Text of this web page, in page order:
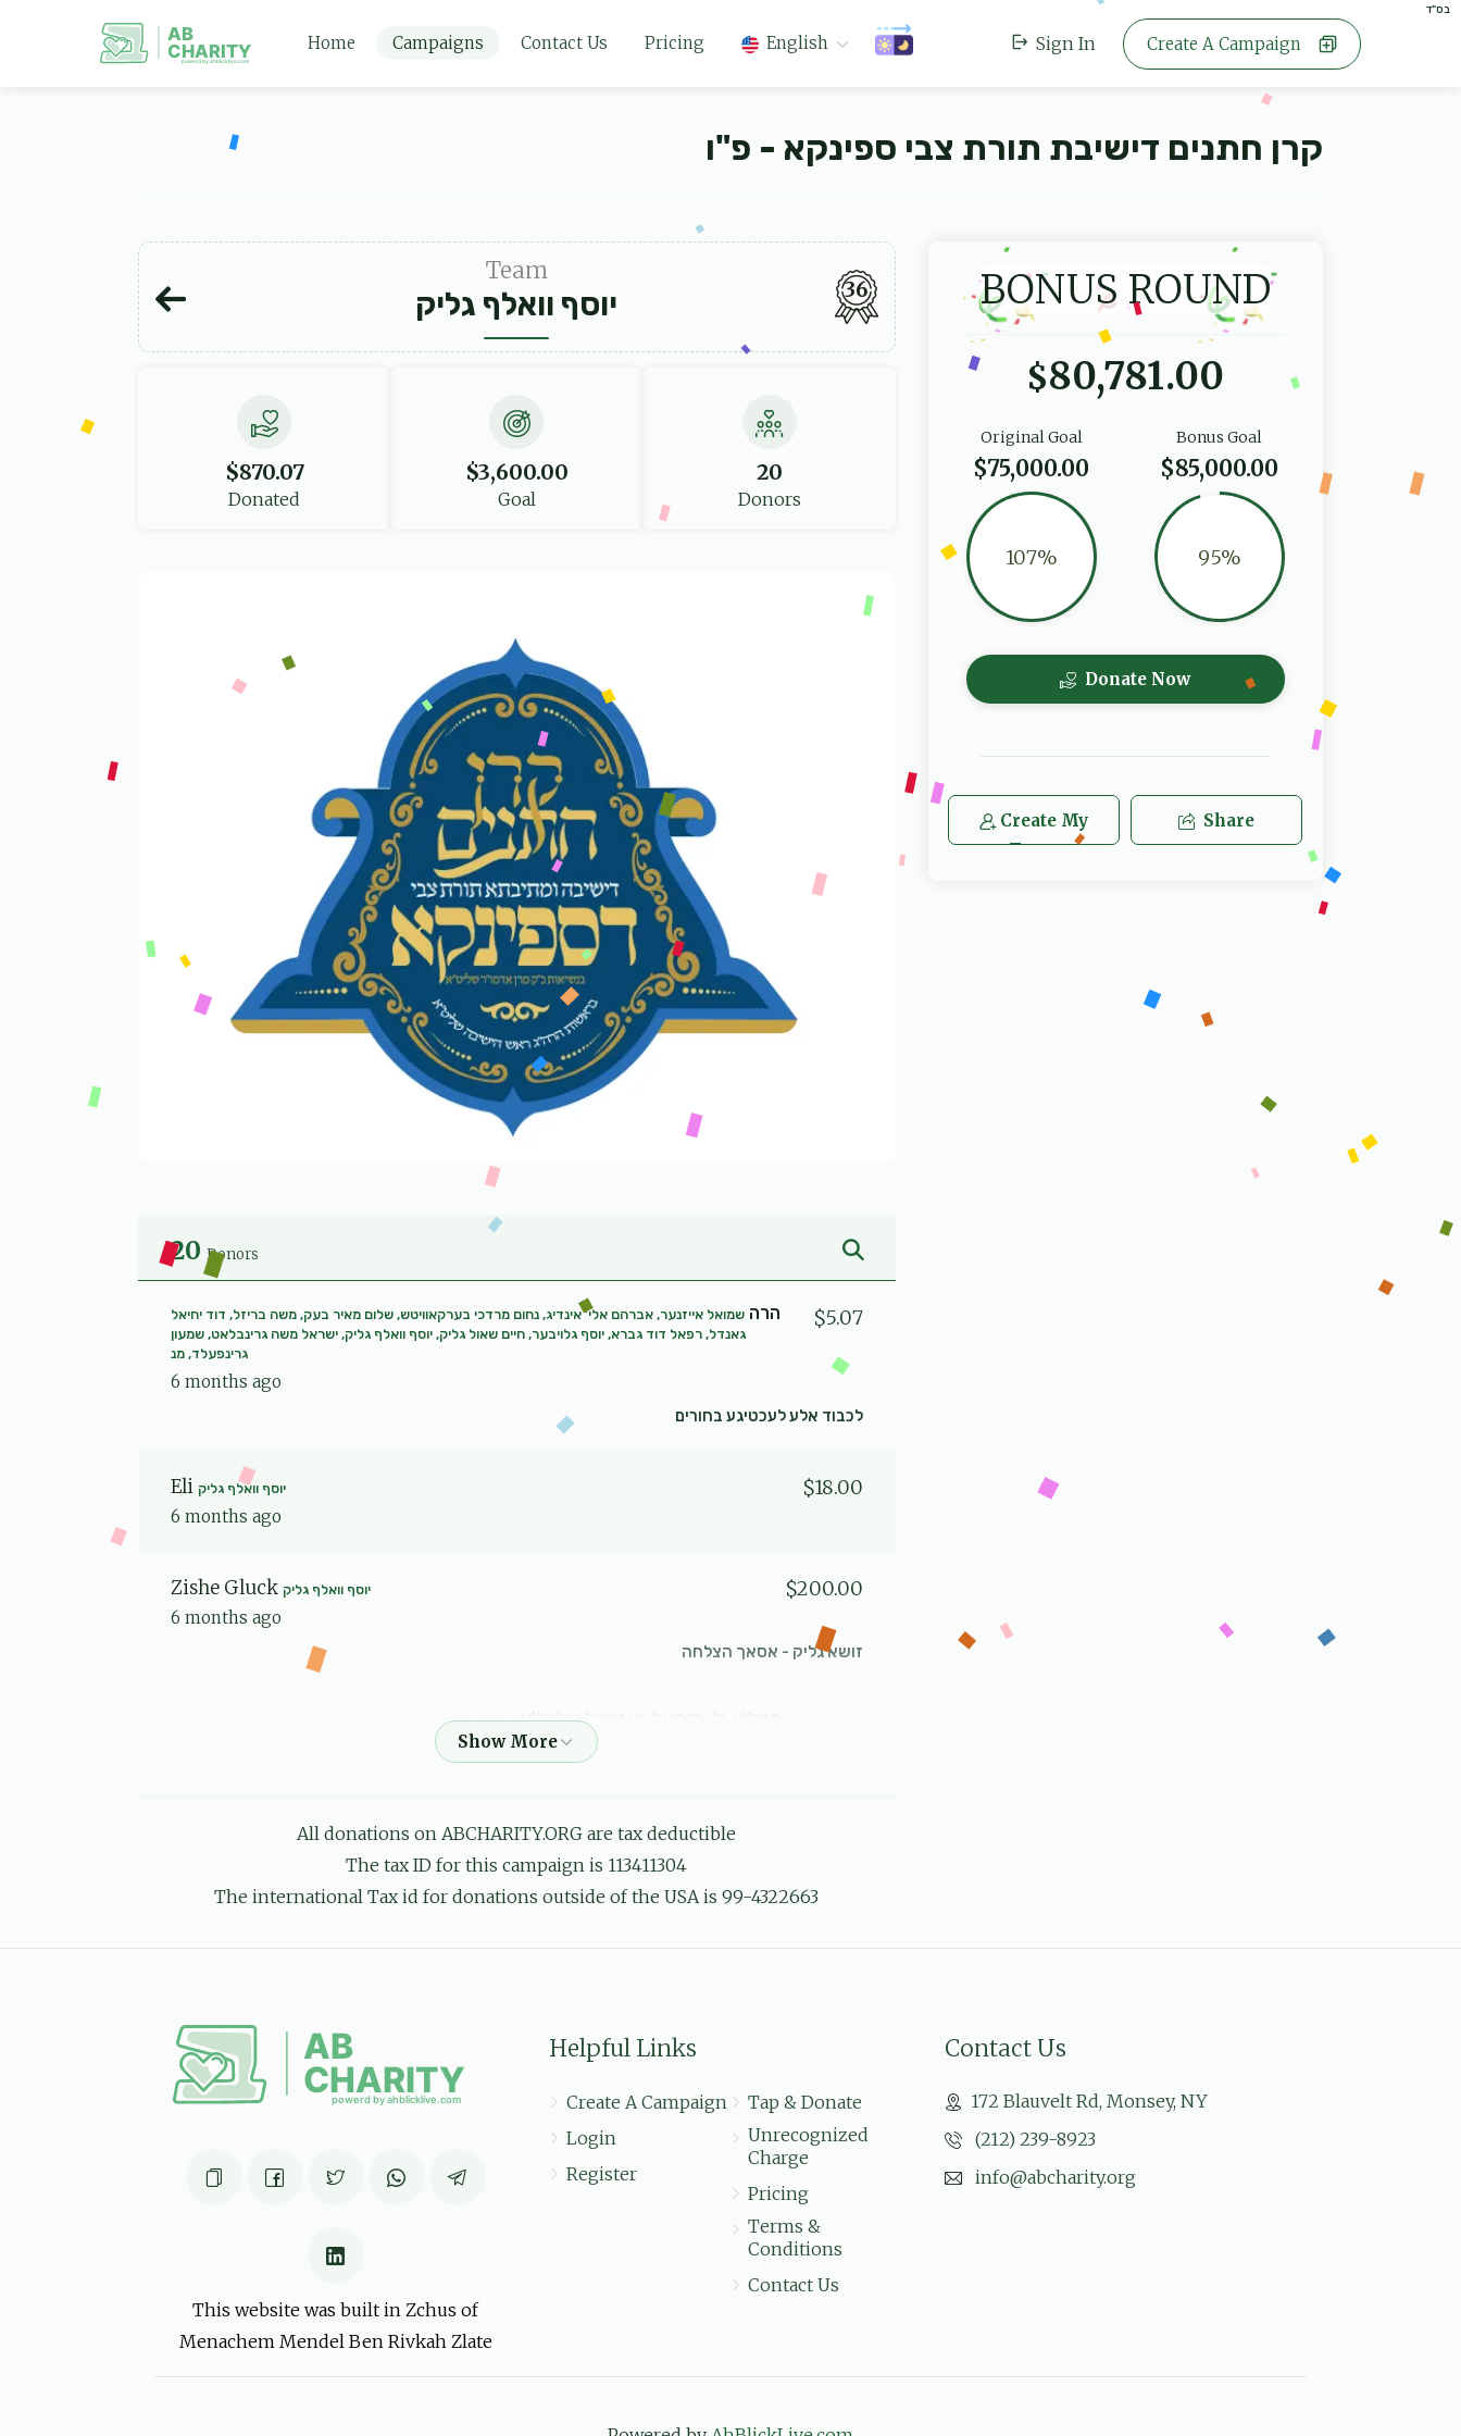
בס"ד
AB
CHARITY
powerd by ahblicklive.com
Home Campaigns Contact Us Pricing English Sign In Create A Campaign
קרן חתנים דישיבת תורת צבי ספינקא - פ"ו
Team
יוסף וואלף גליק 36
$870.07
Donated
$3,600.00
Goal
20
Donors
20 Donors
הרה שמואל אייזנער, אברהם אלי' אינדיג, נחום מרדכי בערקאוויטש, שלום מאיר בעק, משה בריזל, דוד יחיאל
גאנדל, רפאל דוד גברא, יוסף גלויבער, חיים שאול גליק, יוסף וואלף גליק, ישראל משה גרינבלאט, שמעון
גרינפעלד, מנ
6 months ago
$5.07
לכבוד אלע לעכטיגע בחורים
Eli יוסף וואלף גליק
6 months ago
$18.00
Zishe Gluck יוסף וואלף גליק
6 months ago
$200.00
זושא גליק - אסאך הצלחה
הגה''צ ר' יחזקאל וואגשאל שליט''אשמואל אייזנער, אברהם אלי אינדיג, נחום מרדכי בערקאוויטש,
שלום מאיר בעק, משה בריזל, דוד יחיאל גאנדל, רפאל דוד גברא, יוסף גלויבער, חיים שאול גליק, יוסף וואלף
גליק, ישראל משה גרינבלאט, שמעון גרינפעלד, מנח
לכבוד כל התלמידים החשובים כל בשמו הטוב יבורך, חזקו ואמצו!!!
חיים יוסף ווייסיוסף וואלף גליק $100.00
6 months ago
יוסי דו ביסט א סימבאל, שטארק, אוועקגעשטעלט, ווייסט וואס איז ריכטיג און וואס נישט, די געוואלדיגע
געפיל פון הכרת הטוב וואס דו געבסט פאר יעדן ארום דיך, יעדער מעג זיך לערנען פון דיר,
הרה''ג ר' אהרן עוזר טעסלער שליט''א
בערקאוויטש, שלום מאיר בעק, משה בריזל, דוד יחיאל גאנדל, רפאל דוד גברא, יוסף גלויבער, חיים שאול גליק,
יוסף וואלף גליק, ישראל משה גרינבלאט, שמעון גרינפעלד, מנח
גייטס אן מיט א פרישקייט חזק ואמץ
6 months ago
All donations on ABCHARITY.ORG are tax deductible
The tax ID for this campaign is 113411304
The international Tax id for donations outside of the USA is 99-4322663
BONUS ROUND
$80,781.00
Bonus Goal
$85,000.00
95%
Original Goal
$75,000.00
107%
Donate Now
Create My
Team
Share
This website was built in Zchus of
Menachem Mendel Ben Rivkah Zlate
Helpful Links
Create A Campaign
Login
Register
Tap & Donate
Unrecognized
Charge
Pricing
Terms &
Conditions
Contact Us
Contact Us
172 Blauvelt Rd, Monsey, NY
(212) 239-8923
info@abcharity.org